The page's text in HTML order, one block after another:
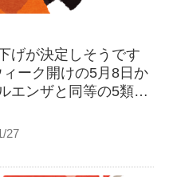
げが決定しそうです
ーク開けの5月8日か
エンザと同等の5類…
27